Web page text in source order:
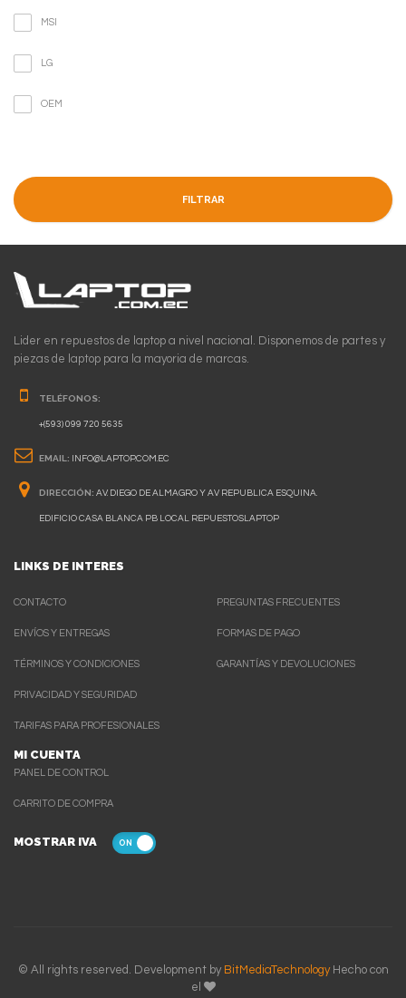
MSI
LG
OEM
FILTRAR
Lider en repuestos de laptop a nivel nacional. Disponemos de partes y
piezas de laptop para la mayoria de marcas.
TELÉFONOS:
+(593) 099 720 5635
EMAIL: INFO@LAPTOP.COM.EC
DIRECCIÓN: AV. DIEGO DE ALMAGRO Y AV REPUBLICA ESQUINA.
EDIFICIO CASA BLANCA PB LOCAL REPUESTOSLAPTOP
LINKS DE INTERES
CONTACTO
ENVÍOS Y ENTREGAS
TÉRMINOS Y CONDICIONES
PRIVACIDAD Y SEGURIDAD
TARIFAS PARA PROFESIONALES
MI CUENTA
PANEL DE CONTROL
CARRITO DE COMPRA
PREGUNTAS FRECUENTES
FORMAS DE PAGO
GARANTÍAS Y DEVOLUCIONES
MOSTRAR IVA
© All rights reserved. Development by BitMediaTechnologyHecho con
el